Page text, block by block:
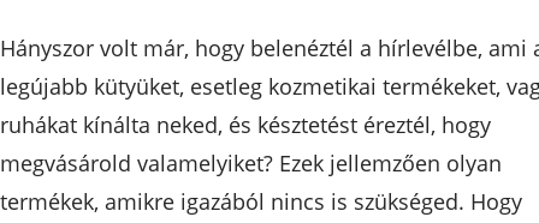
Hányszor volt már, hogy belenéztél a hírlevélbe, ami
legújabb kütyüket, esetleg kozmetikai termékeket,
ruhákat kínálta neked, és késztetést éreztél, hogy
megvásárold valamelyiket? Ezek jellemzően olyan
termékek, amikre igazából nincs is szükséged. Hogy